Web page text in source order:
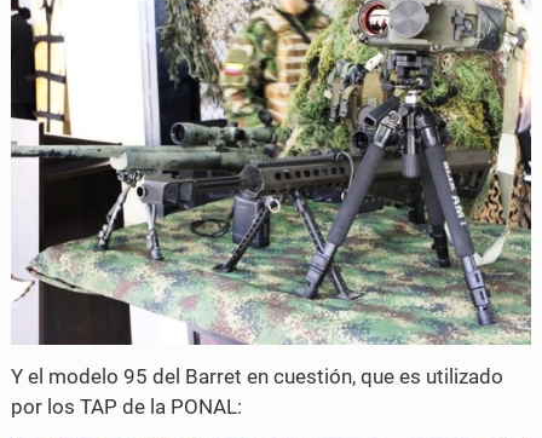
Y el modelo 95 del Barret en cuestión, que es utilizado
por los TAP de la PONAL: